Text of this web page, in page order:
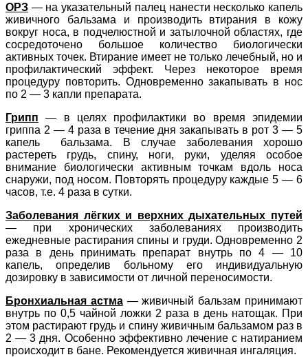
ОРЗ — на указательный палец нанести несколько капель
живичного бальзама и производить втирания в кожу
вокруг носа, в подчелюстной и затылочной областях, где
сосредоточено большое количество биологически
активных точек. Втирание имеет не только лечебный, но и
профилактический эффект. Через некоторое время
процедуру повторить. Одновременно закапывать в нос
по 2 — 3 капли препарата.
Грипп — в целях профилактики во время эпидемии
гриппа 2 — 4 раза в течение дня закапывать в рот 3 — 5
капель бальзама. В случае заболевания хорошо
растереть грудь, спину, ноги, руки, уделяя особое
внимание биологически активным точкам вдоль носа
снаружи, под носом. Повторять процедуру каждые 5 — 6
часов, т.е. 4 раза в сутки.
Заболевания лёгких и верхних дыхательных путей
— при хронических заболеваниях производить
ежедневные растирания спины и груди. Одновременно 2
раза в день принимать препарат внутрь по 4 — 10
капель, определив больному его индивидуальную
дозировку в зависимости от личной переносимости.
Бронхиальная астма— живичный бальзам принимают
внутрь по 0,5 чайной ложки 2 раза в день натощак. При
этом растирают грудь и спину живичным бальзамом раз в
2 — 3 дня. Особенно эффективно лечение с натиранием
происходит в бане. Рекомендуется живичная ингаляция.